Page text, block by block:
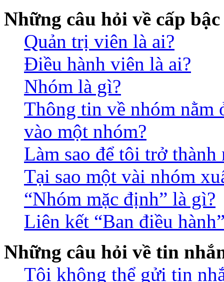
Những câu hỏi về cấp
Quản trị viên là ai?
Điều hành viên là ai?
Nhóm là gì?
Thông tin về nhóm nằm
vào một nhóm?
Làm sao để tôi trở
Tại sao một vài nhóm
“Nhóm mặc định” là gì?
Liên kết “Ban điều
Những câu hỏi về tin
Tôi không thể gửi tin